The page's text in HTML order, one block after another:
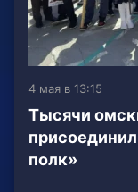
4 мая в 13:15
Тысячи
полк»